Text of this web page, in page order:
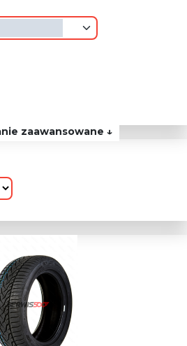
zaawansowane ↓